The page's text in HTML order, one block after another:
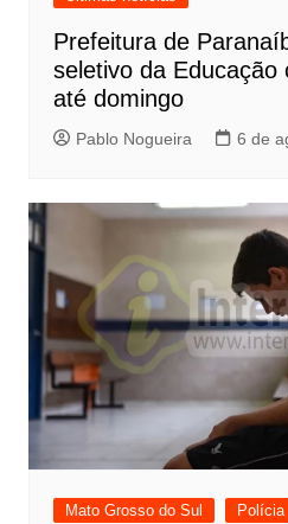
Prefeitura de
seletivo da Educação
até domingo
Pablo Nogueira 6 de
Mato Grosso do Sul Polícia